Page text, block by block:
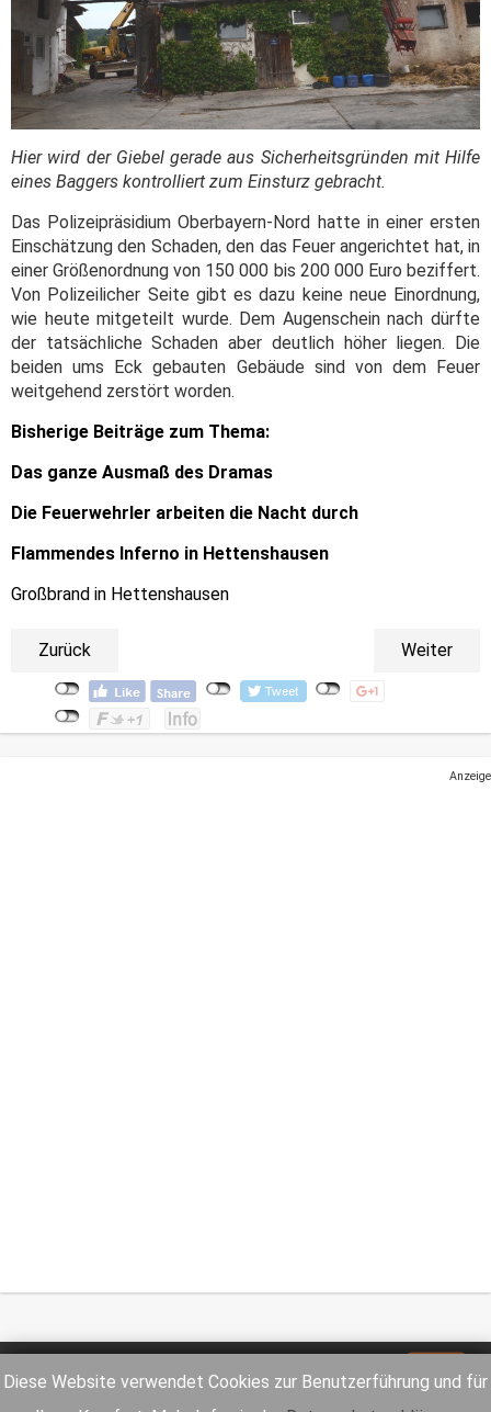
Diese Website verwendet Cookies zur Benutzerführung und für
Hier wird der Giebel gerade aus Sicherheitsgründen mit Hilfe
eines Baggers kontrolliert zum Einsturz gebracht.
Das Polizeipräsidium Oberbayern-Nord hatte in einer ersten
Einschätzung den Schaden, den das Feuer angerichtet hat, in
einer Größenordnung von 150 000 bis 200 000 Euro beziffert.
Von Polizeilicher Seite gibt es dazu keine neue Einordnung,
wie heute mitgeteilt wurde. Dem Augenschein nach dürfte
der tatsächliche Schaden aber deutlich höher liegen. Die
beiden ums Eck gebauten Gebäude sind von dem Feuer
weitgehend zerstört worden.
Bisherige Beiträge zum Thema:
Das ganze Ausmaß des Dramas
Die Feuerwehrler arbeiten die Nacht durch
Flammendes Inferno in Hettenshausen
Großbrand in Hettenshausen
Zurück Weiter
Anzeige